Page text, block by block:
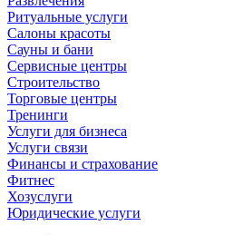
Ритуальные услуги
Салоны красоты
Сауны и бани
Сервисные центры
Строительство
Торговые центры
Тренинги
Услуги для бизнеса
Услуги связи
Финансы и страхование
Фитнес
Хозуслуги
Юридические услуги